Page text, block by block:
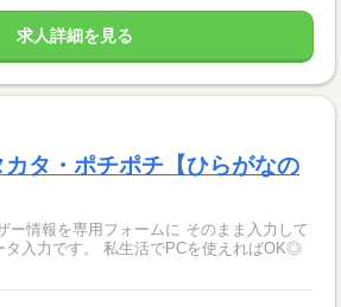
求人詳細を見る
タ・ポチポチ【ひらがなの
タ入力です。 私生活でPCを使えればOK◎